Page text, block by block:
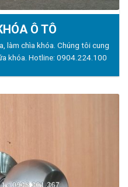
Ô TÔ
làm chìa khóa. Chúng tôi cung
khóa. Hotline: 0904.224.100